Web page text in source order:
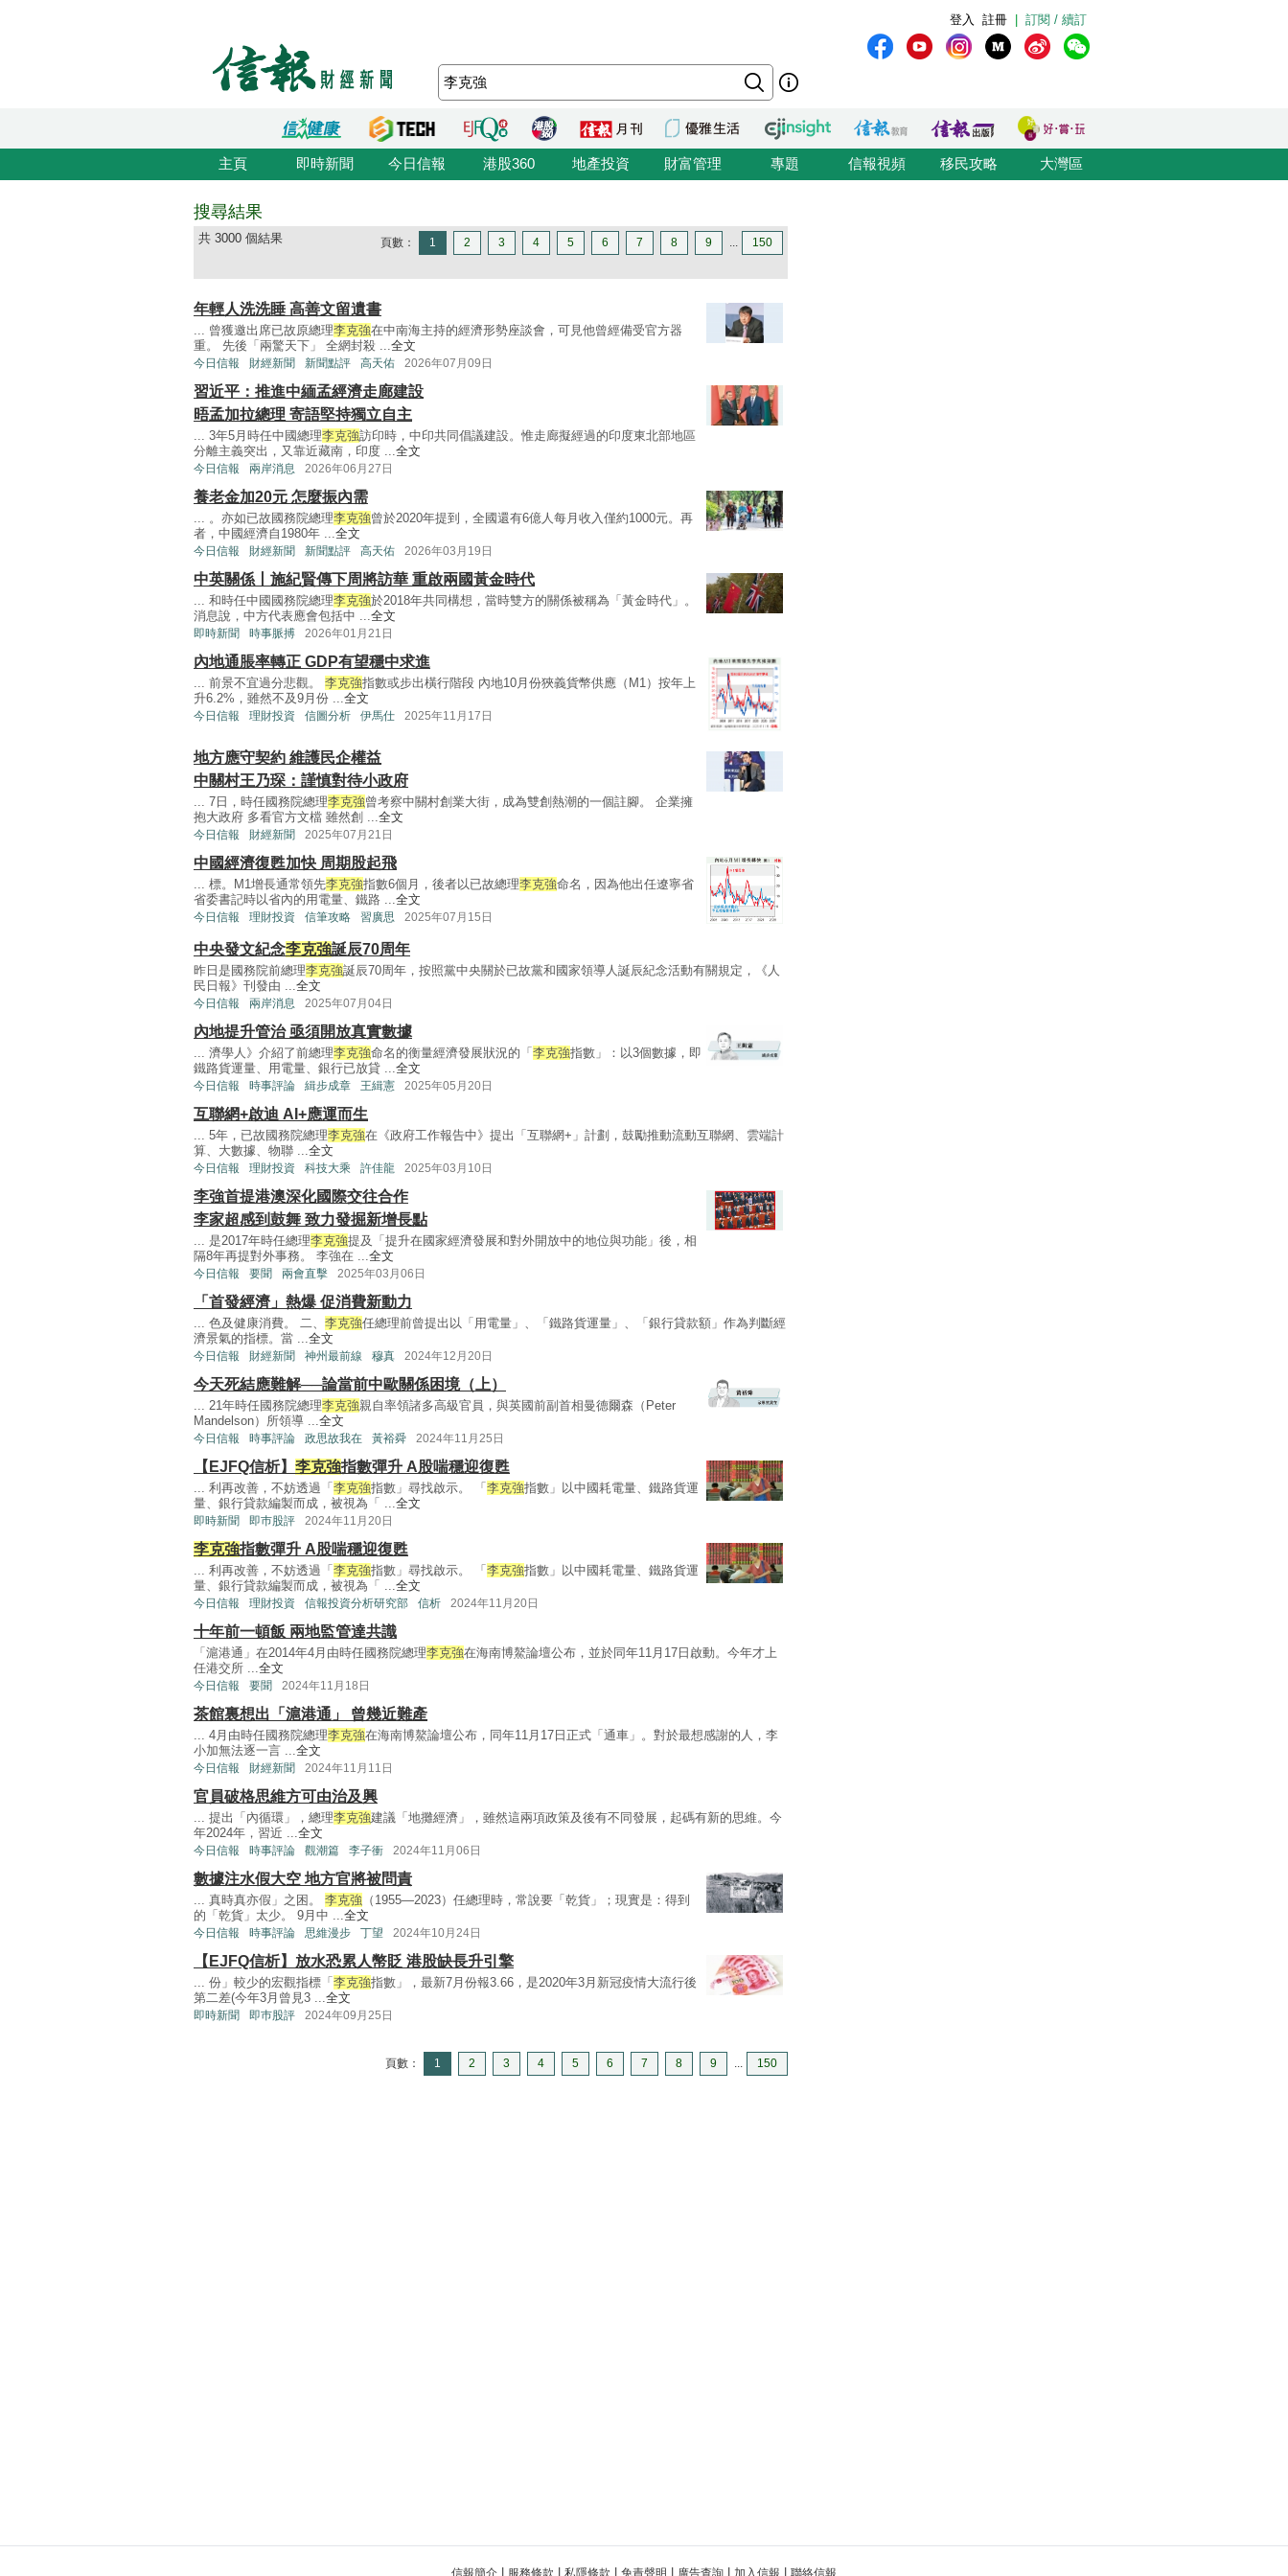
訂閱 / 續訂
註冊
登入
主頁 即時新聞 今日信報 港股360 地產投資 財富管理 專題 信報視頻 移民攻略 大灣區
搜尋結果
共 3000 個結果 頁數： 1 2 3 4 5 6 7 8 9 ... 150
年輕人洗洗睡 高善文留遺書
... 曾獲邀出席已故原總理李克強在中南海主持的經濟形勢座談會，可見他曾經備受官方器
重。 先後「兩驚天下」 全網封殺 ...全文
今日信報 財經新聞 新聞點評 高天佑 2026年07月09日
習近平：推進中緬孟經濟走廊建設
晤孟加拉總理 寄語堅持獨立自主
... 3年5月時任中國總理李克強訪印時，中印共同倡議建設。惟走廊擬經過的印度東北部地區
分離主義突出，又靠近藏南，印度 ...全文
今日信報 兩岸消息 2026年06月27日
養老金加20元 怎麼振內需
... 。亦如已故國務院總理李克強曾於2020年提到，全國還有6億人每月收入僅約1000元。再
者，中國經濟自1980年 ...全文
今日信報 財經新聞 新聞點評 高天佑 2026年03月19日
中英關係丨施紀賢傳下周將訪華 重啟兩國黃金時代
... 和時任中國國務院總理李克強於2018年共同構想，當時雙方的關係被稱為「黃金時代」。
消息說，中方代表應會包括中 ...全文
即時新聞 時事脈搏 2026年01月21日
內地通脹率轉正 GDP有望穩中求進
... 前景不宜過分悲觀。 李克強指數或步出橫行階段 內地10月份狹義貨幣供應（M1）按年上
升6.2%，雖然不及9月份 ...全文
今日信報 理財投資 信圖分析 伊馬仕 2025年11月17日
地方應守契約 維護民企權益
中關村王乃琛：謹慎對待小政府
... 7日，時任國務院總理李克強曾考察中關村創業大街，成為雙創熱潮的一個註腳。 企業擁
抱大政府 多看官方文檔 雖然創 ...全文
今日信報 財經新聞 2025年07月21日
中國經濟復甦加快 周期股起飛
... 標。M1增長通常領先李克強指數6個月，後者以已故總理李克強命名，因為他出任遼寧省
省委書記時以省內的用電量、鐵路 ...全文
今日信報 理財投資 信筆攻略 習廣思 2025年07月15日
中央發文紀念李克強誕辰70周年
昨日是國務院前總理李克強誕辰70周年，按照黨中央關於已故黨和國家領導人誕辰紀念活動有關規定，《人
民日報》刊發由 ...全文
今日信報 兩岸消息 2025年07月04日
內地提升管治 亟須開放真實數據
... 濟學人》介紹了前總理李克強命名的衡量經濟發展狀況的「 李克強指數」：以3個數據，即
鐵路貨運量、用電量、銀行已放貸 ...全文
今日信報 時事評論 緝步成章 王緝憲 2025年05月20日
互聯網+啟迪 AI+應運而生
... 5年，已故國務院總理李克強在《政府工作報告中》提出「互聯網+」計劃，鼓勵推動流動互聯網、雲端計
算、大數據、物聯 ...全文
今日信報 理財投資 科技大乘 許佳龍 2025年03月10日
李強首提港澳深化國際交往合作
李家超感到鼓舞 致力發掘新增長點
... 是2017年時任總理李克強提及「提升在國家經濟發展和對外開放中的地位與功能」後，相
隔8年再提對外事務。 李強在 ...全文
今日信報 要聞 兩會直擊 2025年03月06日
「首發經濟」熱爆 促消費新動力
... 色及健康消費。 二、 李克強任總理前曾提出以「用電量」、「鐵路貨運量」、「銀行貸款額」作為判斷經
濟景氣的指標。當 ...全文
今日信報 財經新聞 神州最前線 穆真 2024年12月20日
今天死結應難解──論當前中歐關係困境（上）
... 21年時任國務院總理李克強親自率領諸多高級官員，與英國前副首相曼德爾森（Peter
Mandelson）所領導 ...全文
今日信報 時事評論 政思故我在 黃裕舜 2024年11月25日
【EJFQ信析】 李克強指數彈升 A股喘穩迎復甦
... 利再改善，不妨透過「 李克強指數」尋找啟示。 「 李克強指數」以中國耗電量、鐵路貨運
量、銀行貸款編製而成，被視為「 ...全文
即時新聞 即巿股評 2024年11月20日
李克強指數彈升 A股喘穩迎復甦
... 利再改善，不妨透過「 李克強指數」尋找啟示。 「 李克強指數」以中國耗電量、鐵路貨運
量、銀行貸款編製而成，被視為「 ...全文
今日信報 理財投資 信報投資分析研究部 信析 2024年11月20日
十年前一頓飯 兩地監管達共識
「滬港通」在2014年4月由時任國務院總理李克強在海南博鰲論壇公布，並於同年11月17日啟動。今年才上
任港交所 ...全文
今日信報 要聞 2024年11月18日
茶館裏想出「滬港通」 曾幾近難產
... 4月由時任國務院總理李克強在海南博鰲論壇公布，同年11月17日正式「通車」。對於最想感謝的人，李
小加無法逐一言 ...全文
今日信報 財經新聞 2024年11月11日
官員破格思維方可由治及興
... 提出「內循環」，總理李克強建議「地攤經濟」，雖然這兩項政策及後有不同發展，起碼有新的思維。今
年2024年，習近 ...全文
今日信報 時事評論 觀潮篇 李子衝 2024年11月06日
數據注水假大空 地方官將被問責
... 真時真亦假」之困。 李克強 （1955—2023）任總理時，常說要「乾貨」；現實是：得到
的「乾貨」太少。 9月中 ...全文
今日信報 時事評論 思維漫步 丁望 2024年10月24日
【EJFQ信析】放水恐累人幣貶 港股缺長升引擎
... 份」較少的宏觀指標「 李克強指數」，最新7月份報3.66，是2020年3月新冠疫情大流行後
第二差(今年3月曾見3 ...全文
即時新聞 即巿股評 2024年09月25日
頁數： 1 2 3 4 5 6 7 8 9 ... 150
信報簡介 服務條款 私隱條款 免責聲明 廣告查詢 加入信報 聯絡信報